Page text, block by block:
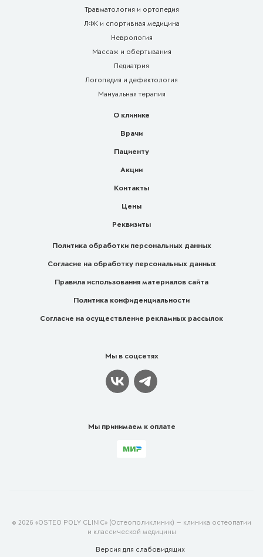
Травматология и ортопедия
ЛФК и спортивная медицина
Неврология
Массаж и обертывания
Педиатрия
Логопедия и дефектология
Мануальная терапия
О клинике
Врачи
Пациенту
Акции
Контакты
Цены
Реквизиты
Политика обработки персональных данных
Согласие на обработку персональных данных
Правила использования материалов сайта
Политика конфиденциальности
Согласие на осуществление рекламных рассылок
Мы в соцсетях
Мы принимаем к оплате
© 2026 «OSTEO POLY CLINIC» (Остеополиклиник) — клиника остеопатии
и классической медицины
Версия для слабовидящих